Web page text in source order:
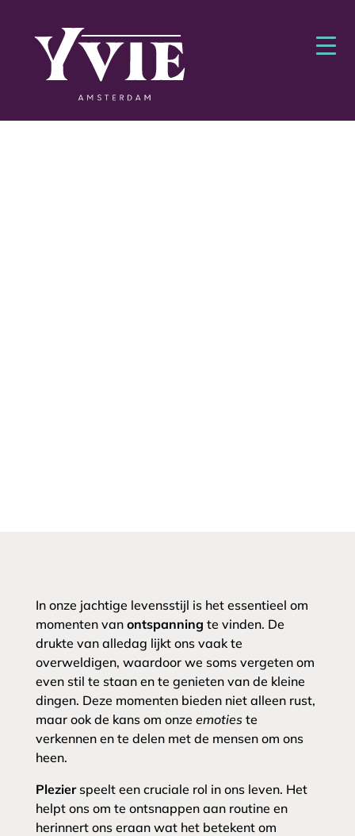
In onze jachtige levensstijl is het essentieel om
momenten van ontspanning te vinden. De
drukte van alledag lijkt ons vaak te
overweldigen, waardoor we soms vergeten om
even stil te staan en te genieten van de kleine
dingen. Deze momenten bieden niet alleen rust,
maar ook de kans om onze emotieste
verkennen en te delen met de mensen om ons
heen.
Plezierspeelt een cruciale rol in ons leven. Het
helpt ons om te ontsnappen aan routine en
herinnert ons eraan wat het betekent om